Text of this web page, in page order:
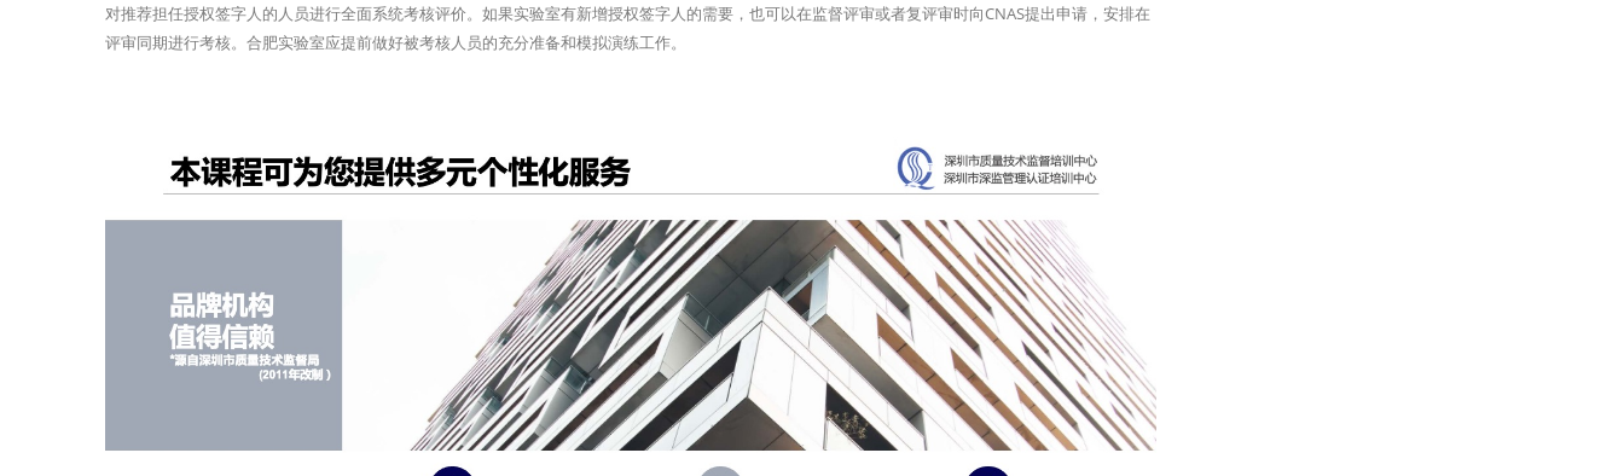
对推荐担任授权签字人的人员进行全面系统考核评价。如果实验室有新增授权签字人的需要，也可以在监督评审或者复评审时向CNAS提出申请，安排在
评审同期进行考核。合肥实验室应提前做好被考核人员的充分准备和模拟演练工作。